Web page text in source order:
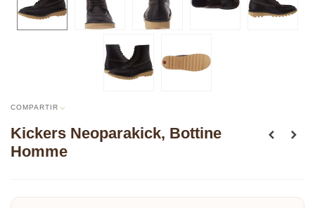
COMPARTIR
Kickers Neoparakick, Bottine
Homme